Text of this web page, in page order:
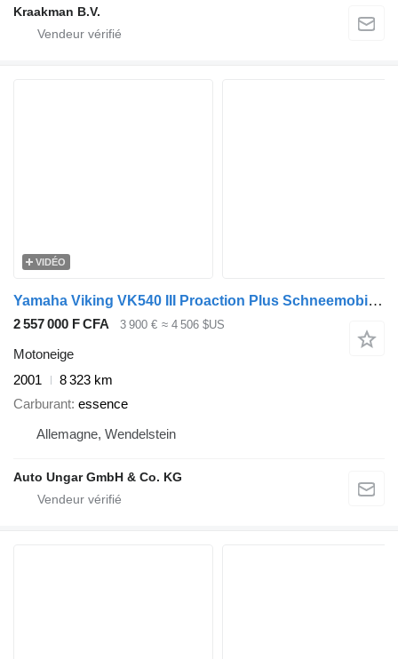
Kraakman B.V.
VIDÉO
Yamaha Viking VK540 III Proaction Plus Schneemobil Snowmobile Skidoo
2 557 000 F CFA 3 900 € ≈ 4 506 $US
Motoneige
2001
8 323 km
Carburant essence
Allemagne, Wendelstein
Auto Ungar GmbH & Co. KG